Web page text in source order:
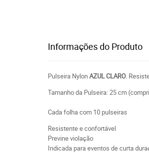
Informações do Produto
Pulseira NylonAZUL CLARO.
Tamanho da Pulseira: 25 cm
Cada folha com 10 pulseiras
Resistente e confortável
Previne violação
Indicada para eventos de curta